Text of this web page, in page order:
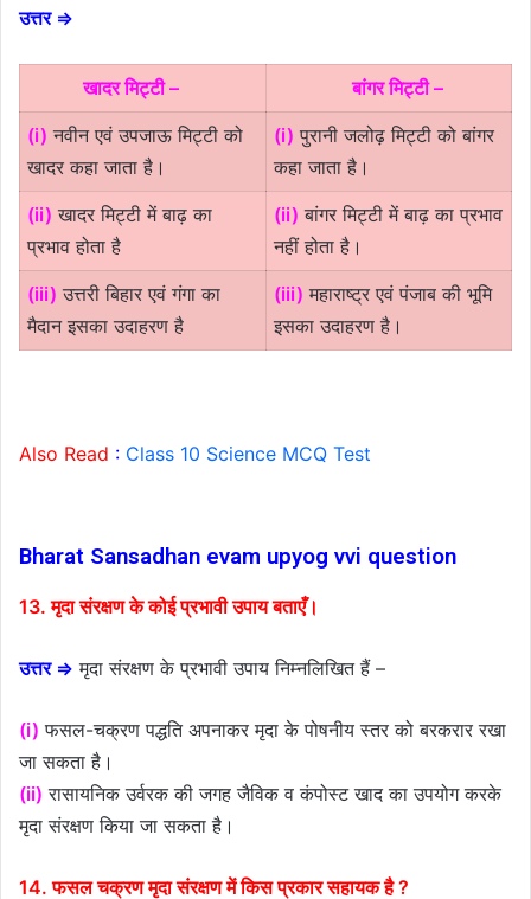
उत्तर ⇒
खादर मिट्टी –
बांगर मिट्टी –
(i) नवीन एवं उपजाऊ मिट्टी को
खादर कहा जाता है।
(i) पुरानी जलोढ़ मिट्टी को बांगर
कहा जाता है।
(ii) खादर मिट्टी में बाढ़ का
प्रभाव होता है
(ii) बांगर मिट्टी में बाढ़ का प्रभाव
नहीं होता है।
(iii) उत्तरी बिहार एवं गंगा का
मैदान इसका उदाहरण है
(iii) महाराष्ट्र एवं पंजाब की भूमि
इसका उदाहरण है।
Also Read : Class 10 Science MCQ Test
Bharat Sansadhan evam upyog vvi question
13. मृदा संरक्षण के कोई प्रभावी उपाय बताएँ।
उत्तर ⇒ मृदा संरक्षण के प्रभावी उपाय निम्नलिखित हैं –
(i) फसल-चक्रण पद्धति अपनाकर मृदा के पोषनीय स्तर को बरकरार रखा
जा सकता है।
(ii) रासायनिक उर्वरक की जगह जैविक व कंपोस्ट खाद का उपयोग करके
मृदा संरक्षण किया जा सकता है।
14. फसल चक्रण मृदा संरक्षण में किस प्रकार सहायक है ?